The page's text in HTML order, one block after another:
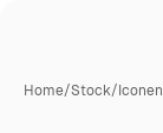
Home/Stock/Iconen